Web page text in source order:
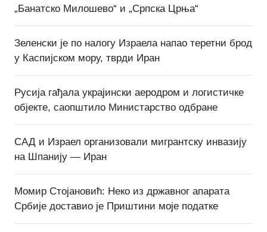
„Банатско Милошево“ и „Српска Црња“
Зеленски је по налогу Израела напао теретни брод
у Каспијском мору, тврди Иран
Русија гађала украјински аеродром и логистичке
објекте, саопштило Министарство одбране
САД и Израел организовали мигрантску инвазију
на Шпанију — Иран
Момир Стојановић: Неко из државног апарата
Србије доставио је Приштини моје податке